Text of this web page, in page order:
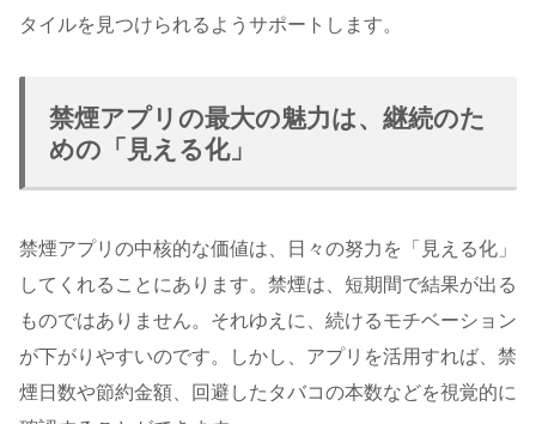
タイルを見つけられるようサポートします。
禁煙アプリの最大の魅力は、継続のた
めの「見える化」
禁煙アプリの中核的な価値は、日々の努力を「見える化」
してくれることにあります。禁煙は、短期間で結果が出る
ものではありません。それゆえに、続けるモチベーション
が下がりやすいのです。しかし、アプリを活用すれば、禁
煙日数や節約金額、回避したタバコの本数などを視覚的に